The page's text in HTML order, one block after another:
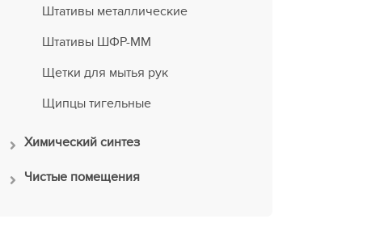
Штативы металлические
Штативы ШФР-ММ
Щетки для мытья рук
Щипцы тигельные
Химический синтез
Чистые помещения